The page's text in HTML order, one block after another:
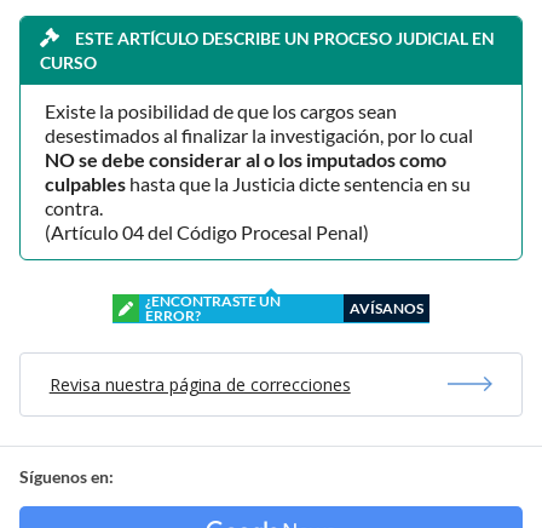
ESTE ARTÍCULO DESCRIBE UN PROCESO JUDICIAL EN
CURSO
Existe la posibilidad de que los cargos sean
desestimados al finalizar la investigación, por lo cual
NO se debe considerar al o los imputados como
culpables hasta que la Justicia dicte sentencia en su
contra.
(Artículo 04 del Código Procesal Penal)
¿ENCONTRASTE UN
ERROR?
AVÍSANOS
Revisa nuestra página de correcciones
Síguenos en: